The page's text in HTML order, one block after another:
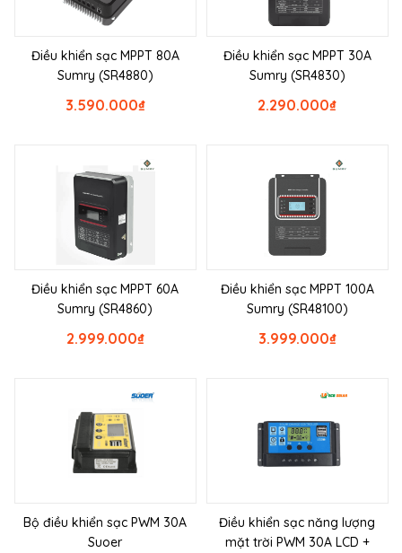
Điều khiển sạc MPPT 80A
Sumry (SR4880)
₫
3.590.000
Điều khiển sạc MPPT 30A
Sumry (SR4830)
₫
2.290.000
Điều khiển sạc MPPT 60A
Sumry (SR4860)
₫
2.999.000
Điều khiển sạc MPPT 100A
Sumry (SR48100)
₫
3.999.000
Bộ điều khiển sạc PWM 30A
Suoer
Điều khiển sạc năng lượng
mặt trời PWM 30A LCD +